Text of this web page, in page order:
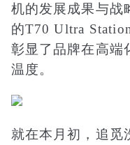
机的发展成果与战
的T70 Ultra
彰显了品牌在高端
温度。
就在本月初，追觅